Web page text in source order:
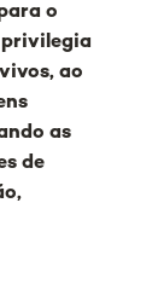
o
privilegia
ao
as
de